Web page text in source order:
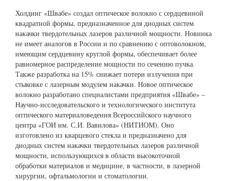
Холдинг «Швабе» создал оптическое волокно с сердцевиной
квадратной формы, предназначенное для диодных систем
накачки твердотельных лазеров различной мощности. Новинка
не имеет аналогов в России и по сравнению с оптоволокном,
имеющим сердцевину круглой формы, обеспечивает более
равномерное распределение мощности по сечению пучка.
Также разработка на 15% снижает потери излучения при
стыковке с лазерным модулем накачки. Новое оптическое
волокно разработано специалистами предприятия «Швабе» –
Научно-исследовательского и технологического института
оптического материаловедения Всероссийского научного
центра «ГОИ им. С.И. Вавилова» (НИТИОМ). Оно
изготовлено из кварцевого стекла и предназначено для
диодных систем накачки твердотельных лазеров различной
мощности, использующихся в области высокоточной
обработки материалов и медицине, в частности, в лазерной
хирургии, офтальмологии и стоматологии.